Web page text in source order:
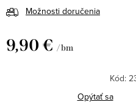
Možnosti doručenia
9,90 € / bm
Kód:
Opýtať sa